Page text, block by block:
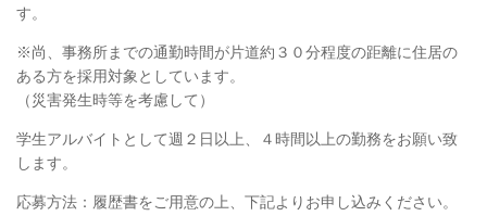
す。
※尚、事務所までの通勤時間が片道約３０分程度の距離に住居の
ある方を採用対象としています。
（災害発生時等を考慮して）
学生アルバイトとして週２日以上、４時間以上の勤務をお願い致
します。
応募方法：履歴書をご用意の上、下記よりお申し込みください。